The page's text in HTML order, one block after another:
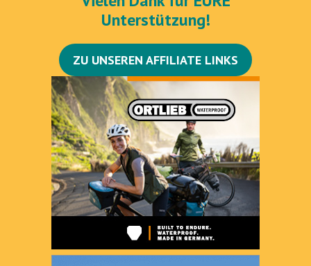
Unterstützung!
ZU UNSEREN AFFILIATE LINKS